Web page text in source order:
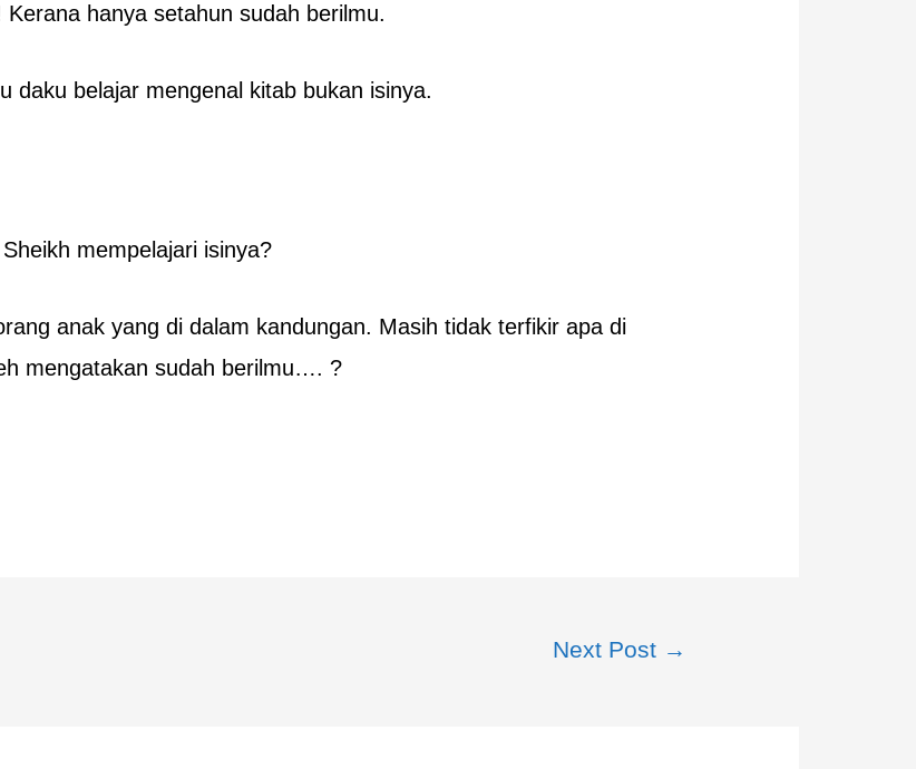
hanya setahun sudah berilmu.
daku belajar mengenal kitab bukan isinya.
mempelajari isinya?
anak yang di dalam kandungan. Masih tidak terfikir apa di
mengatakan sudah berilmu…. ?
Next Post →